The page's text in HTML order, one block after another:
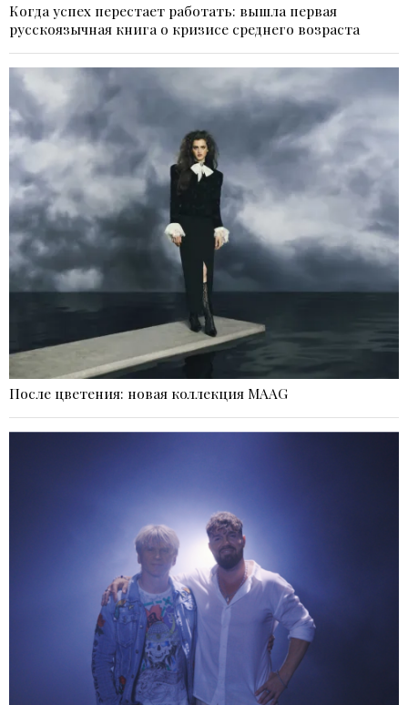
Когда успех перестает работать: вышла первая
русскоязычная книга о кризисе среднего возраста
После цветения: новая коллекция MAAG